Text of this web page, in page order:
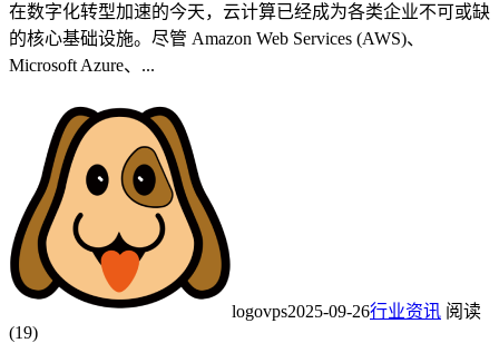
在数字化转型加速的今天，云计算已经成为各类企业不可或缺
的核心基础设施。尽管 Amazon Web Services (AWS)、
Microsoft Azure、...
logovps2025-09-26行业资讯 阅读
(19)